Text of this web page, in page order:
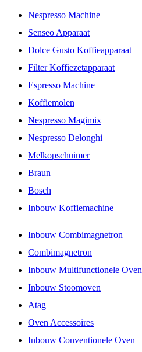
Nespresso Machine
Senseo Apparaat
Dolce Gusto Koffieapparaat
Filter Koffiezetapparaat
Espresso Machine
Koffiemolen
Nespresso Magimix
Nespresso Delonghi
Melkopschuimer
Braun
Bosch
Inbouw Koffiemachine
Inbouw Combimagnetron
Combimagnetron
Inbouw Multifunctionele Oven
Inbouw Stoomoven
Atag
Oven Accessoires
Inbouw Conventionele Oven